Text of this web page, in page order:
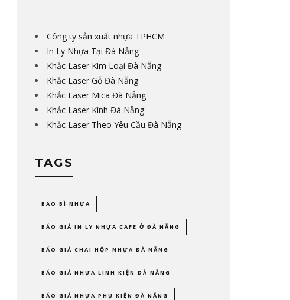
Công ty sản xuất nhựa TPHCM
In Ly Nhựa Tại Đà Nẵng
Khắc Laser Kim Loại Đà Nẵng
Khắc Laser Gỗ Đà Nẵng
Khắc Laser Mica Đà Nẵng
Khắc Laser Kính Đà Nẵng
Khắc Laser Theo Yêu Cầu Đà Nẵng
TAGS
BAO BÌ NHỰA
BÁO GIÁ IN LY NHỰA CAFE Ở ĐÀ NẴNG
BÁO GIÁ CHAI HỘP NHỰA ĐÀ NẴNG
BÁO GIÁ NHỰA LINH KIỆN ĐÀ NẴNG
BÁO GIÁ NHỰA PHỤ KIỆN ĐÀ NẴNG